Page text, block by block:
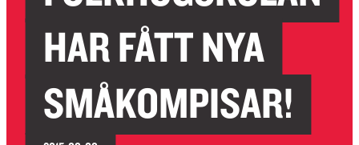
HAR FÅTT NYA
SMÅKOMPISAR!